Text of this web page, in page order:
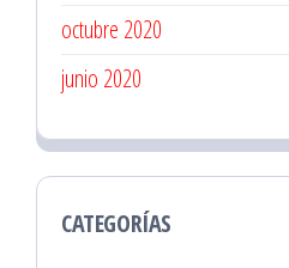
octubre 2020
junio 2020
CATEGORÍAS